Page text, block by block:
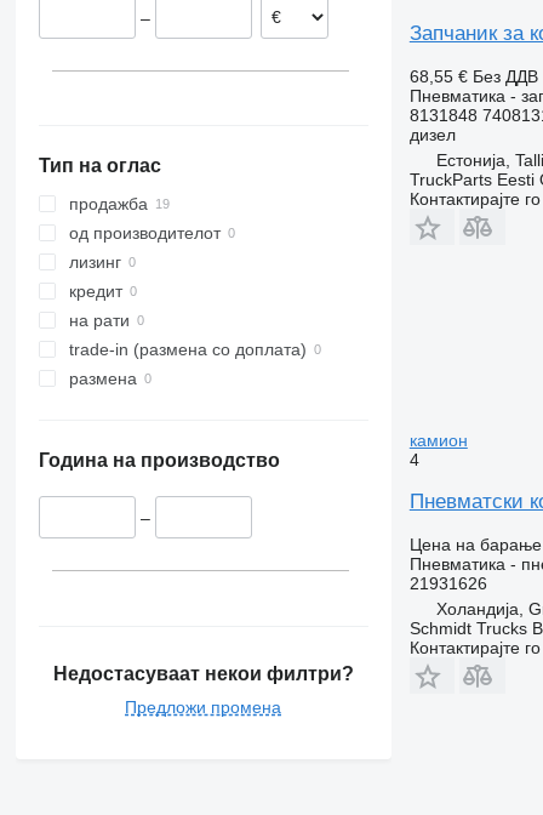
–
Тип на оглас
продажба
од производителот
лизинг
кредит
на рати
trade-in (размена со доплата)
размена
Година на производство
–
Недостасуваат некои филтри?
Предложи промена
Запчаник за
68,55 € Без ДДВ
Пневматика -
8131848
дизел
Естонија,
TruckParts Eesti
Контактирајте
камион
4
Пневматски
Цена на барање
Пневматика -
21931626
Холандија,
Schmidt Trucks
Контактирајте